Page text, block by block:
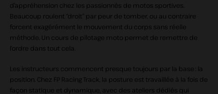
d’appréhension chez les passionnés de motos sportives.
Beaucoup roulent “droit” par peur de tomber, ou au contraire
forcent exagérément le mouvement du corps sans réelle
méthode. Un cours de pilotage moto permet de remettre de
l’ordre dans tout cela.
Les instructeurs commencent presque toujours par la base : la
position. Chez FP Racing Track, la posture est travaillée à la fois de
façon statique et dynamique, avec des ateliers dédiés qui